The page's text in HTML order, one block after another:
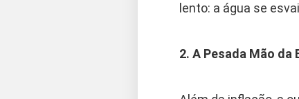
lento: a água se
2. A Pesada Mão da